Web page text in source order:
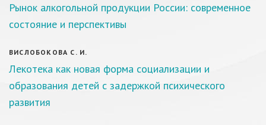
Рынок алкогольной продукции России: современное
состояние и перспективы
ВИСЛОБОКОВА С. И.
Лекотека как новая форма социализации и
образования детей с задержкой психического
развития